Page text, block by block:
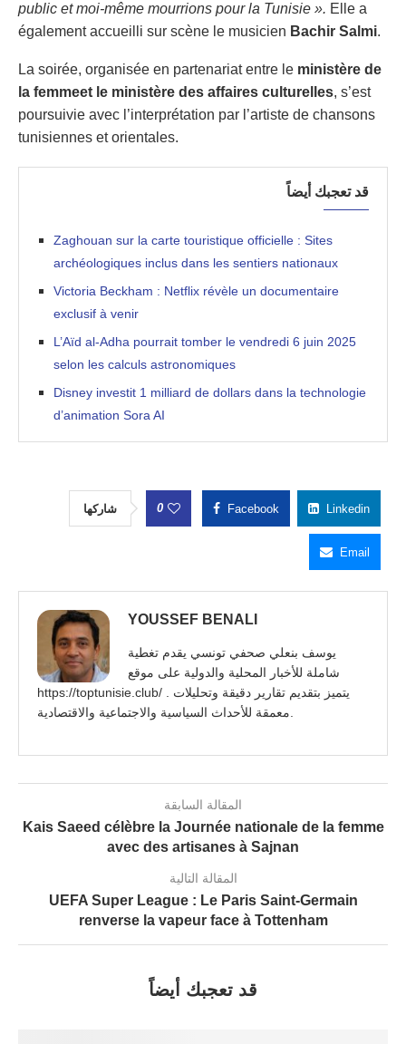
public et moi-même mourrions pour la Tunisie ». Elle a
également accueilli sur scène le musicien Bachir Salmi.
La soirée, organisée en partenariat entre le ministère de
la femmeet le ministère des affaires culturelles, s’est
poursuivie avec l’interprétation par l’artiste de chansons
tunisiennes et orientales.
قد تعجبك أيضاً
Zaghouan sur la carte touristique officielle : Sites
archéologiques inclus dans les sentiers nationaux
Victoria Beckham : Netflix révèle un documentaire
exclusif à venir
L’Aïd al-Adha pourrait tomber le vendredi 6 juin 2025
selon les calculs astronomiques
Disney investit 1 milliard de dollars dans la technologie
d’animation Sora AI
شاركها 0 Facebook Linkedin
Email
YOUSSEF BENALI
يوسف بنعلي صحفي تونسي يقدم تغطية
شاملة للأخبار المحلية والدولية على موقع
https://toptunisie.club/ . يتميز بتقديم تقارير دقيقة وتحليلات
معمقة للأحداث السياسية والاجتماعية والاقتصادية.
المقالة السابقة
Kais Saeed célèbre la Journée nationale de la femme
avec des artisanes à Sajnan
المقالة التالية
UEFA Super League : Le Paris Saint-Germain
renverse la vapeur face à Tottenham
قد تعجبك أيضاً